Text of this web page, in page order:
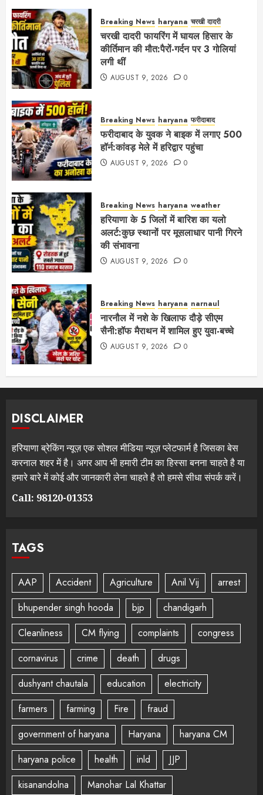
Breaking News haryana चरखी दादरी
चरखी दादरी फायरिंग में घायल हिसार के
कीर्तिमान की मौत:पैरों-गर्दन पर 3 गोलियां
लगी थीं
AUGUST 9, 2026 0
Breaking News haryana फरीदाबाद
फरीदाबाद के युवक ने बाइक में लगाए 500
हॉर्न:कांवड़ मेले में हरिद्वार पहुंचा
AUGUST 9, 2026 0
Breaking News haryana weather
हरियाणा के 5 जिलों में बारिश का यलो
अलर्ट:कुछ स्थानों पर मूसलाधार पानी गिरने
की संभावना
AUGUST 9, 2026 0
Breaking News haryana narnaul
नारनौल में नशे के खिलाफ दौड़े सीएम
सैनी:हॉफ मैराथन में शामिल हुए युवा-बच्चे
AUGUST 9, 2026 0
DISCLAIMER
हरियाणा ब्रेकिंग न्यूज़ एक सोशल मीडिया न्यूज़ प्लेटफार्म है जिसका बेस
करनाल शहर में है। अगर आप भी हमारी टीम का हिस्सा बनना चाहते है या
हमारे बारे में कोई और जानकारी लेना चाहते है तो हमसे सीधा संपर्क करें।
Call: 98120-01353
TAGS
AAP Accident Agriculture Anil Vij
arrest
bhupender singh hooda
bjp
chandigarh
Cleanliness
CM flying complaints
congress
cornavirus
crime death
drugs
dushyant chautala
education
electricity
farmers
farming Fire
fraud
government of haryana
Haryana
haryana CM
haryana police
health inld
JJP
kisanandolna
Manohar Lal Khattar